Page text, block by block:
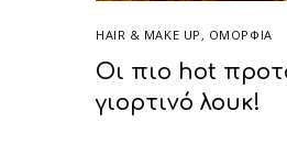
HAIR & MAKE UP , ΟΜΟΡΦΙΑ
Οι πιο hot
γιορτινό λουκ!